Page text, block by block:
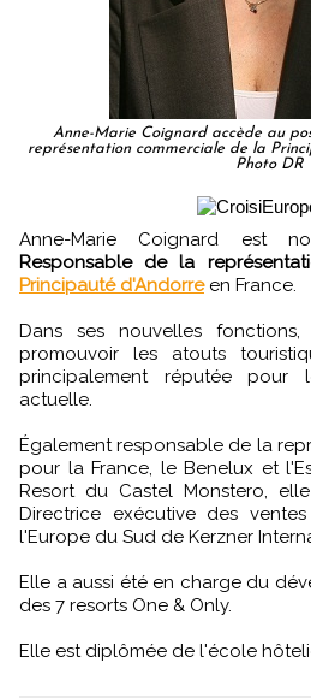
Anne-Marie Coignard accède au
représentation commerciale de la
Photo DR
Anne-Marie Coignard est
Responsable de la
Principauté d'Andorreen France.
Dans ses nouvelles
promouvoir les atouts
principalement réputée
actuelle.
Également responsable de la
pour la France, le Benelux et
Resort du Castel Monstero,
Directrice exécutive des
l'Europe du Sud de Kerzner
Elle a aussi été en charge du
des 7 resorts One & Only.
Elle est diplômée de l'école